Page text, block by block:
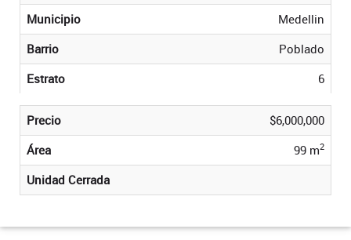
Municipio
Medellin
Barrio
Poblado
Estrato
6
Precio
$6,000,000
Área
99 m2
Unidad Cerrada